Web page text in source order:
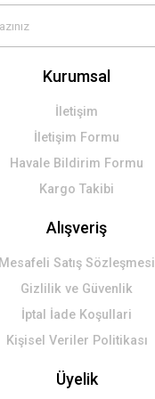
Kurumsal
İletişim
İletişim Formu
Havale Bildirim Formu
Kargo Takibi
Alışveriş
Mesafeli Satış Sözleşmesi
Gizlilik ve Güvenlik
İptal İade Koşullari
Kişisel Veriler Politikası
Üyelik